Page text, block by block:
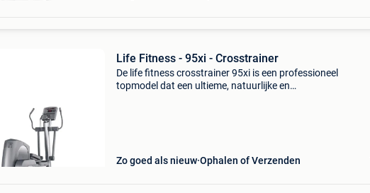
Life Fitness - 95xi - Crosstrainer
De life fitness crosstrainer 95xi is een professioneel
topmodel dat een ultieme, natuurlijke en
Zo goed als nieuw Ophalen of Verzenden